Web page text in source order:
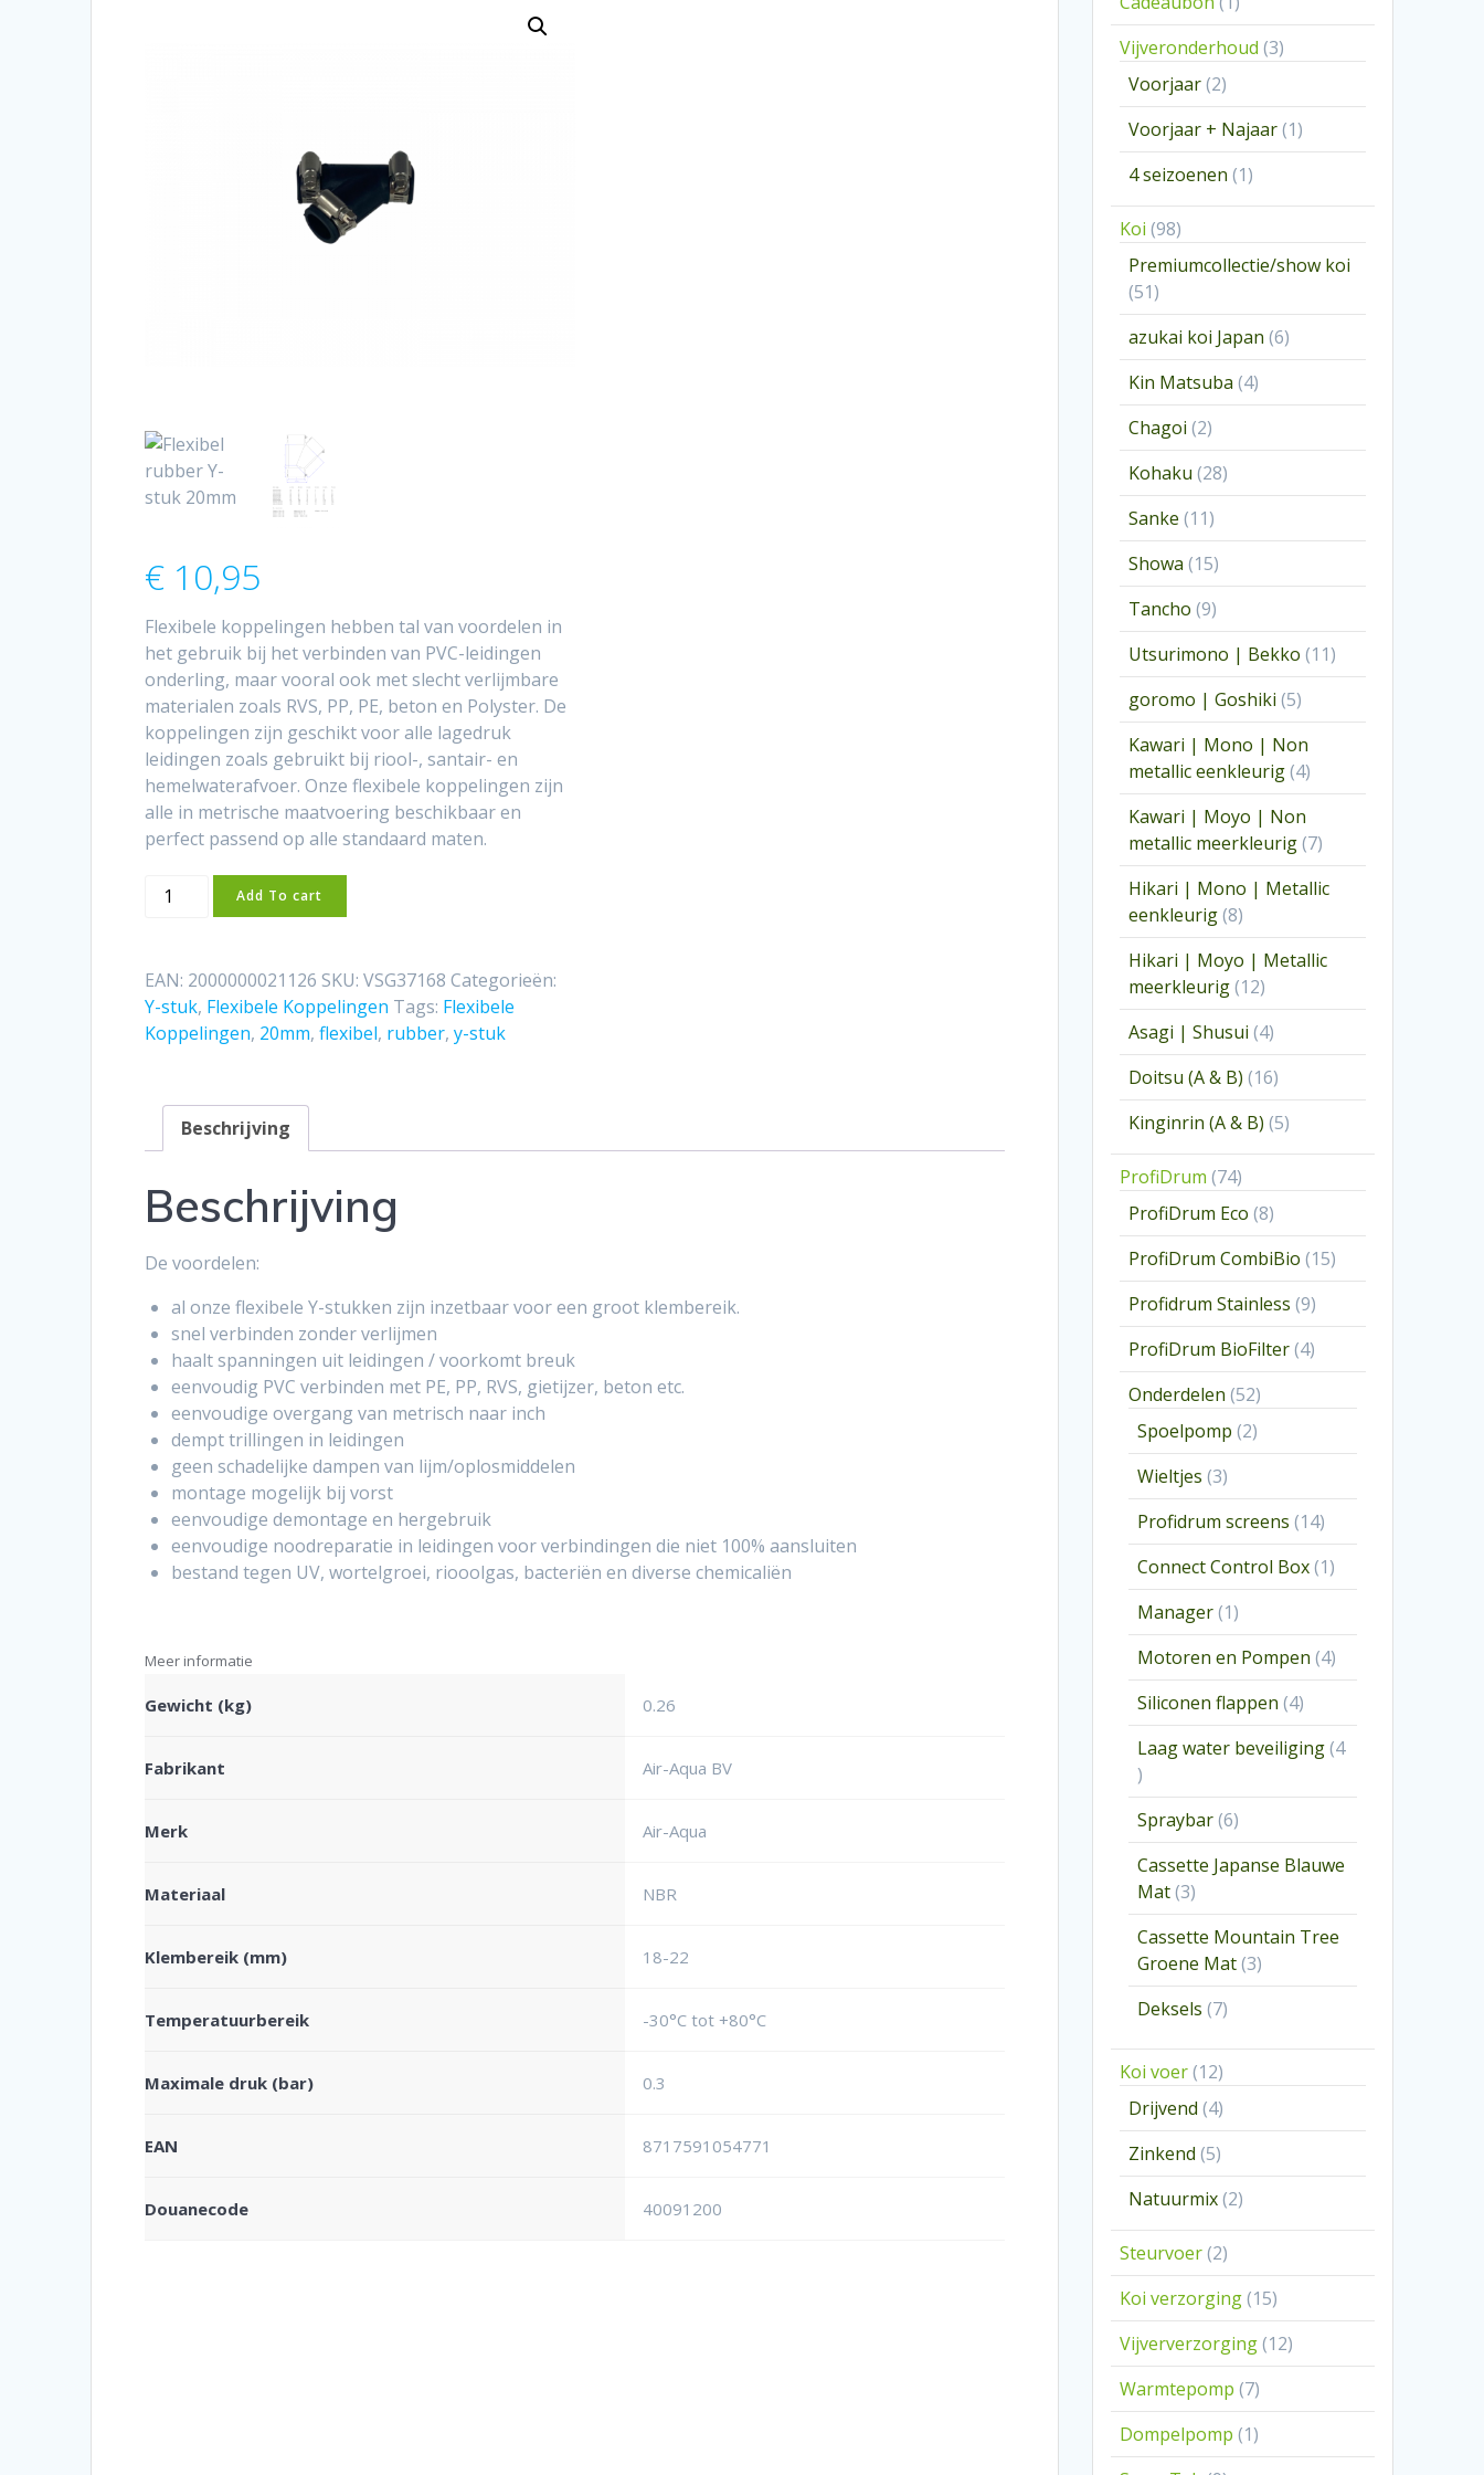
€ 10,95
Flexibele koppelingen hebben tal van voordelen in
het gebruik bij het verbinden van PVC-leidingen
onderling, maar vooral ook met slecht verlijmbare
materialen zoals RVS, PP, PE, beton en Polyster. De
koppelingen zijn geschikt voor alle lagedruk
leidingen zoals gebruikt bij riool-, santair- en
hemelwaterafvoer. Onze flexibele koppelingen zijn
alle in metrische maatvoering beschikbaar en
perfect passend op alle standaard maten.
Flexibel
20mm
aantal
Add To cart
EAN: 2000000021126 SKU:VSG37168 Categorieën:
Y-stuk, Flexibele Koppelingen Tags: Flexibele
Koppelingen, 20mm,flexibel, rubber,y-stuk
Beschrijving
Beschrijving
De voordelen:
al onze flexibele Y-stukken zijn inzetbaar voor een groot klembereik.
snel verbinden zonder verlijmen
haalt spanningen uit leidingen / voorkomt breuk
eenvoudig PVC verbinden met PE, PP, RVS, gietijzer, beton etc.
eenvoudige overgang van metrisch naar inch
dempt trillingen in leidingen
geen schadelijke dampen van lijm/oplosmiddelen
montage mogelijk bij vorst
eenvoudige demontage en hergebruik
eenvoudige noodreparatie in leidingen voor verbindingen die niet 100% aansluiten
bestand tegen UV, wortelgroei, riooolgas, bacteriën en diverse chemicaliën
Meer informatie
Gewicht (kg) 0.26
Fabrikant Air-Aqua BV
Merk Air-Aqua
Materiaal NBR
Klembereik (mm) 18-22
Temperatuurbereik -30°C tot +80°C
Maximale druk (bar) 0.3
EAN 8717591054771
Douanecode 40091200
product
Vijveronderhoud 33
Voorjaar 22
producten
Voorjaar + Najaar 11
product
4 seizoenen 11
product
Koi 9898
producten
Premiumcollectie/show koi
5151
producten
azukai koi Japan 66
producten
Kin Matsuba 44
producten
Chagoi 22
producten
Kohaku 2828
producten
Sanke 1111
producten
Showa 1515
producten
Tancho 99
producten
Utsurimono | Bekko 1111
producten
goromo | Goshiki 55
producten
Kawari | Mono | Non
metallic eenkleurig 44
producten
Kawari | Moyo | Non
metallic meerkleurig 77
producten
Hikari | Mono | Metallic
eenkleurig 88
producten
Hikari | Moyo | Metallic
meerkleurig 1212
producten
Asagi | Shusui 44
producten
Doitsu (A & B) 1616
producten
Kinginrin (A & B) 55
producten
ProfiDrum 7474
producten
ProfiDrum Eco 88
producten
ProfiDrum CombiBio 1515
producten
Profidrum Stainless 99
producten
ProfiDrum BioFilter 44
producten
Onderdelen 5252
producten
Spoelpomp 22
producten
Wieltjes 33
producten
Profidrum screens 1414
producten
Connect Control Box 11
product
Manager 11
product
Motoren en Pompen 44
producten
Siliconen flappen 44
producten
Laag water beveiliging 4
4
producten
Spraybar 66
producten
Cassette Japanse Blauwe
Mat 33
producten
Cassette Mountain Tree
Groene Mat 33
producten
Deksels 77
Koi voer 1212
producten
Drijvend 44
producten
Zinkend 55
producten
Natuurmix 22
producten
Steurvoer 22
producten
Koi verzorging 1515
producten
Vijververzorging 1212
producten
Warmtepomp 77
producten
Dompelpomp 11
product